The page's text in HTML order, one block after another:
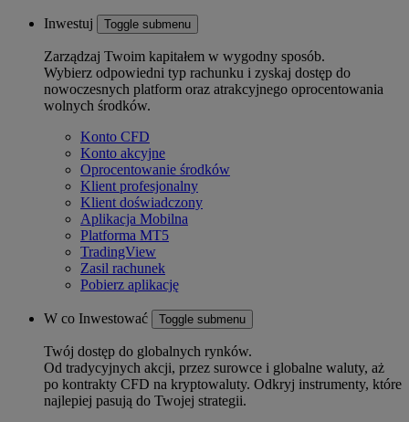
Inwestuj Toggle submenu
Zarządzaj Twoim kapitałem w wygodny sposób.
Wybierz odpowiedni typ rachunku i zyskaj dostęp do
nowoczesnych platform oraz atrakcyjnego oprocentowania
wolnych środków.
Konto CFD
Konto akcyjne
Oprocentowanie środków
Klient profesjonalny
Klient doświadczony
Aplikacja Mobilna
Platforma MT5
TradingView
Zasil rachunek
Pobierz aplikację
W co Inwestować Toggle submenu
Twój dostęp do globalnych rynków.
Od tradycyjnych akcji, przez surowce i globalne waluty, aż
po kontrakty CFD na kryptowaluty. Odkryj instrumenty, które
najlepiej pasują do Twojej strategii.